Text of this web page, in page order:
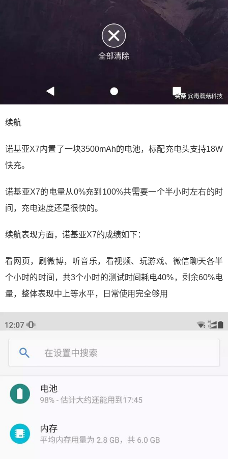
续航
诺基亚X7内置了一块3500mAh的电池，标配充电头支持18W
快充。
诺基亚X7的电量从0%充到100%共需要一个半小时左右的时
间，充电速度还是很快的。
续航表现方面，诺基亚X7的成绩如下：
看网页，刷微博，听音乐，看视频、玩游戏、微信聊天各半
个小时的时间，共3个小时的测试时间耗电40%，剩余60%电
量，整体表现中上等水平，日常使用完全够用